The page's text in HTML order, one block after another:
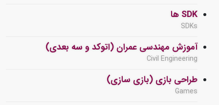
SDK ها
SDKs
آموزش مهندسی عمران (اتوکد و سه بعدی)
Civil Engineering
طراحی بازی (بازی سازی)
Games